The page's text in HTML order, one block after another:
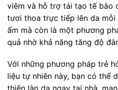
viêm và hỗ trợ tái tạo tế bào
tươi thoa trực tiếp lên da mỗi
ẩm mà còn là một phương
quả nhờ khả năng tăng độ
Với những phương pháp trẻ
liệu tự nhiên này, bạn có thể